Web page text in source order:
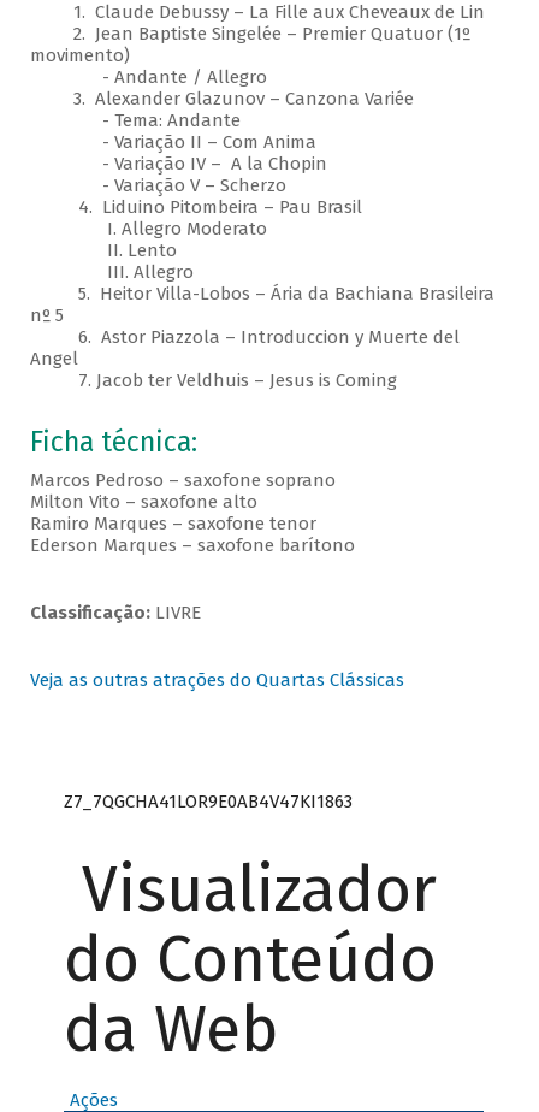
1. Claude Debussy – La Fille aux Cheveaux de Lin
2. Jean Baptiste Singelée – Premier Quatuor (1º
movimento)
- Andante / Allegro
3. Alexander Glazunov – Canzona Variée
- Tema: Andante
- Variação II – Com Anima
- Variação IV – A la Chopin
- Variação V – Scherzo
4. Liduino Pitombeira – Pau Brasil
I. Allegro Moderato
II. Lento
III. Allegro
5. Heitor Villa-Lobos – Ária da Bachiana Brasileira
nº 5
6. Astor Piazzola – Introduccion y Muerte del
Angel
7. Jacob ter Veldhuis – Jesus is Coming
Ficha técnica:
Marcos Pedroso – saxofone soprano
Milton Vito – saxofone alto
Ramiro Marques – saxofone tenor
Ederson Marques – saxofone barítono
Classificação:LIVRE
Veja as outras atrações do Quartas Clássicas
Z7_7QGCHA41LOR9E0AB4V47KI1863
Visualizador
do Conteúdo
da Web
Ações